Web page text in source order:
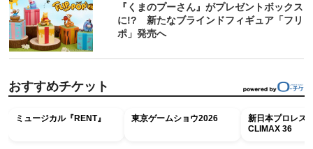
『くまのプーさん』がプレゼントボックス
に!? 新たなブラインドフィギュア「フリ
ポ」発売へ
おすすめチケット
ミュージカル『RENT』 東京ゲームショウ2026
新日本プロレス
CLIMAX 36